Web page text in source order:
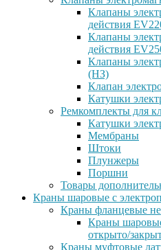
Клапаны
действия
Клапаны
действия
Клапаны
(НЗ)
Клапан
Катушки
Ремкомплекты для
Катушки
Мембраны
Штоки
Плунжеры
Поршни
Товары
Краны шаровые с
Краны фланцевые
Краны
открыто/
Краны муфтовые